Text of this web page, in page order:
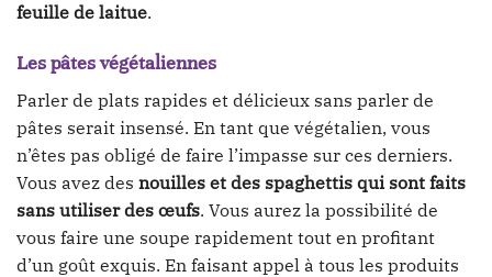
feuille de laitue.
Les pâtes végétaliennes
Parler de plats rapides et délicieux sans parler de
pâtes serait insensé. En tant que végétalien, vous
n’êtes pas obligé de faire l’impasse sur ces derniers.
Vous avez des nouilles et des spaghettis qui sont faits
sans utiliser des œufs. Vous aurez la possibilité de
vous faire une soupe rapidement tout en profitant
d’un goût exquis. En faisant appel à tous les produits